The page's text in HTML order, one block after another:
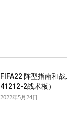
FIFA22 阵型指南和
41212-2战术板）
2022年5月24日